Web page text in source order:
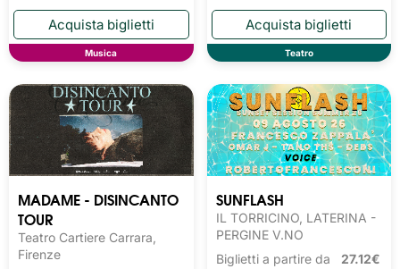
Musica Teatro
MADAME - DISINCANTO
TOUR
Teatro Cartiere Carrara,
Firenze
SUNFLASH
IL TORRICINO, LATERINA -
PERGINE V.NO
Biglietti a partire da 27.12€